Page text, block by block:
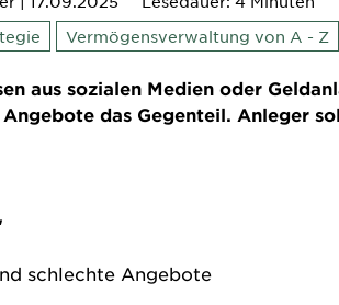
Vermögensverwaltung von A - Z
aus sozialen Medien oder
Angebote das Gegenteil. Anleger
schlechte Angebote